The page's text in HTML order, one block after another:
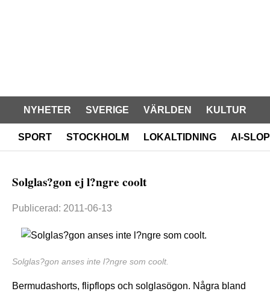
NYHETER SVERIGE VÄRLDEN KULTUR
SPORT STOCKHOLM LOKALTIDNING AI-SLOP
Solglas?gon ej l?ngre coolt
Publicerad: 2011-06-13
Solglas?gon anses inte l?ngre som coolt.
Bermudashorts, flipflops och solglasögon. Några bland